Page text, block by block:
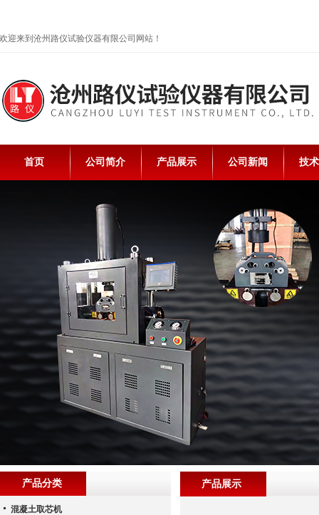
欢迎来到沧州路仪试验仪器有限公司网站！
首页 公司简介 产品展示 公司新闻 技
产品展示
产品分类
混凝土取芯机